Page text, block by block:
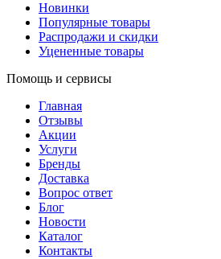
Новинки
Популярные товары
Распродажи и скидки
Уцененные товары
Помощь и сервисы
Главная
Отзывы
Акции
Услуги
Бренды
Доставка
Вопрос ответ
Блог
Новости
Каталог
Контакты